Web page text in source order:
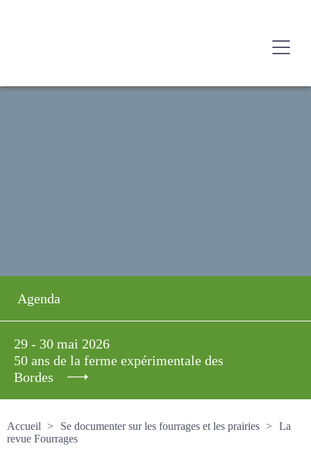
Agenda
29 - 30 mai 2026
50 ans de la ferme expérimentale des
Bordes
Accueil
Se documenter sur les fourrages et les prairies
La revue Fourrages